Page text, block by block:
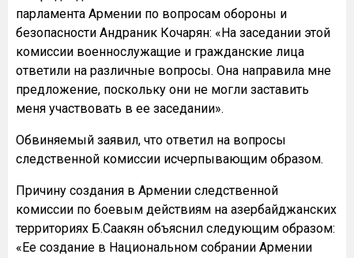
парламента Армении по вопросам обороны и
безопасности Андраник Кочарян: «На заседании этой
комиссии военнослужащие и гражданские лица
ответили на различные вопросы. Она направила мне
предложение, поскольку они не могли заставить
меня участвовать в ее заседании».
Обвиняемый заявил, что ответил на вопросы
следственной комиссии исчерпывающим образом.
Причину создания в Армении следственной
комиссии по боевым действиям на азербайджанских
территориях Б.Саакян объяснил следующим образом:
«Ее создание в Национальном собрании Армении